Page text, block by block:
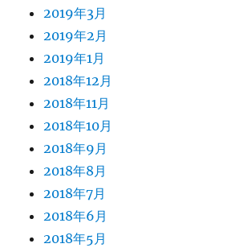
2019年3月
2019年2月
2019年1月
2018年12月
2018年11月
2018年10月
2018年9月
2018年8月
2018年7月
2018年6月
2018年5月